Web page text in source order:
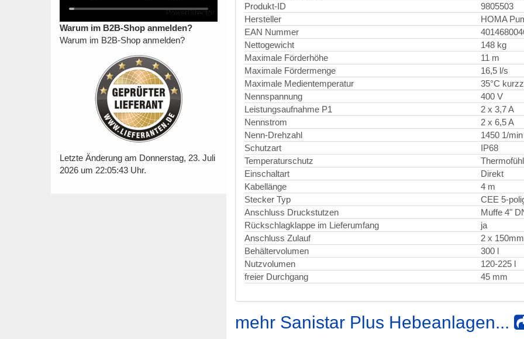
Warum im B2B-Shop anmelden?
Warum im B2B-Shop anmelden?
Letzte Änderung am Donnerstag, 23. Juli
2026 um 22:05:43 Uhr.
Produkt-ID
9805503
Hersteller
HOMA
EAN Nummer
Nettogewicht
148 kg
Maximale Förderhöhe
11 m
Maximale Fördermenge
16,5 l/s
Maximale Medientemperatur
35°C
Nennspannung
400 V
Leistungsaufnahme P1
2 x 3,7 A
Nennstrom
2 x 6,5 A
Nenn-Drehzahl
1450 1/min
Schutzart
IP68
Temperaturschutz
Einschaltart
Direkt
Kabellänge
4 m
Stecker Typ
CEE 5-
Anschluss Druckstutzen
Muffe 4"
Rückschlagklappe im Lieferumfang
ja
Anschluss Zulauf
2 x
Behältervolumen
300 l
Nutzvolumen
120-225 l
freier Durchgang
45 mm
mehr Sanistar Plus Hebeanlagen...